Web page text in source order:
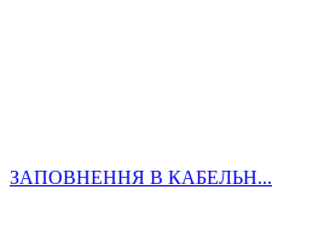
ЗАПОВНЕННЯ В КАБЕЛЬН...